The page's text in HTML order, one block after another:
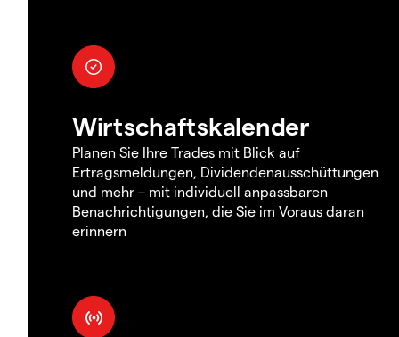
Wirtschaftskalender
Planen Sie Ihre Trades mit Blick auf
Ertragsmeldungen, Dividendenausschüttungen
und mehr – mit individuell anpassbaren
Benachrichtigungen, die Sie im Voraus daran
erinnern